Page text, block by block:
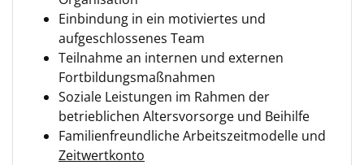
Einbindung in ein motiviertes und
aufgeschlossenes Team
Teilnahme an internen und externen
Fortbildungsmaßnahmen
Soziale Leistungen im Rahmen der
betrieblichen Altersvorsorge und Beihilfe
Familienfreundliche Arbeitszeitmodelle und
Zeitwertkonto